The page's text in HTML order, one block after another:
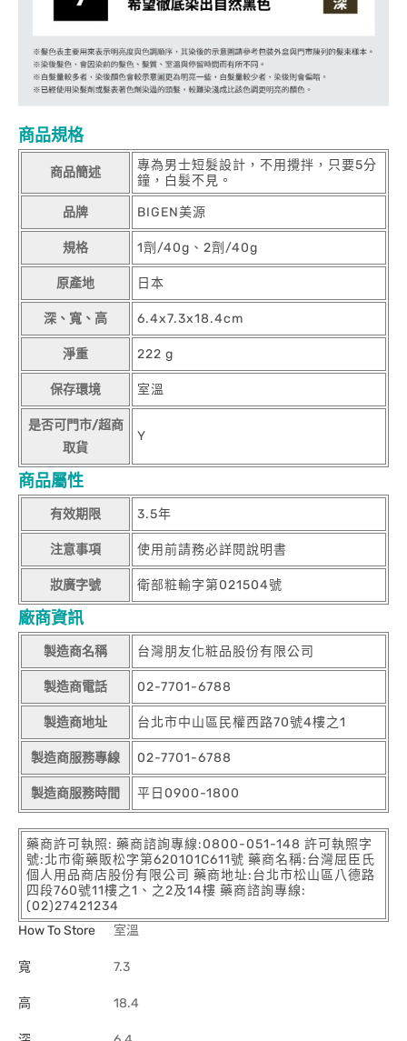
商品規格
商品簡述
專為男士短髮設計，不用攪拌，只要5分
鐘，白髮不見。
品牌 BIGEN美源
規格 1劑/40g、2劑/40g
原產地 日本
深、寬、高 6.4x7.3x18.4cm
淨重 222 g
保存環境 室溫
是否可門市/超商
取貨
Y
商品屬性
有效期限 3.5年
注意事項 使用前請務必詳閱說明書
妝廣字號 衛部粧輸字第021504號
廠商資訊
製造商名稱 台灣朋友化粧品股份有限公司
製造商電話 02-7701-6788
製造商地址 台北市中山區民權西路70號4樓之1
製造商服務專線 02-7701-6788
製造商服務時間 平日0900-1800
藥商許可執照: 藥商諮詢專線:0800-051-148 許可執照字
號:北市衛藥販松字第620101C611號 藥商名稱:台灣屈臣氏
個人用品商店股份有限公司 藥商地址:台北市松山區八德路
四段760號11樓之1、之2及14樓 藥商諮詢專線:
(02)27421234
How To Store
室溫
寬 7.3
高 18.4